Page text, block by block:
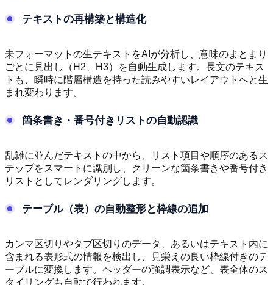
テキストの再構築と構造化
未フォーマットの生テキストをAIが分析し、意味のまとまり
ごとに見出し（H2、H3）を自動生成します。長文のテキス
トも、瞬時に階層構造を持った読みやすいレイアウトへと生
まれ変わります。
箇条書き・番号付きリストの自動認識
乱雑に並んだテキストの中から、リスト項目や順序のあるス
テップをスマートに識別し、クリーンな箇条書きや番号付き
リストとしてレンダリングします。
テーブル（表）の自動整形と枠線の追加
カンマ区切りやタブ区切りのデータ、あるいはテキスト内に
含まれる表形式の情報を検出し、見栄えの良い枠線付きのテ
ーブルに変換します。ヘッダーの強調表示など、表全体のス
タイリングも自動で行われます。